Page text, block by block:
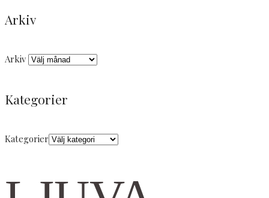
Arkiv
Arkiv
Kategorier
Kategorier